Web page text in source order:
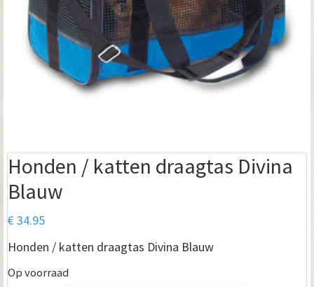
Honden / katten draagtas Divina
Blauw
€34.95
Honden / katten draagtas Divina Blauw
Op voorraad